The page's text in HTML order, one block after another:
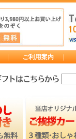
｜ ご利用案内 ｜